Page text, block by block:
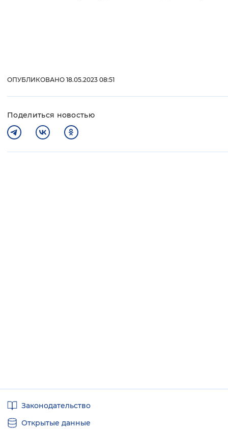
ОПУБЛИКОВАНО 18.05.2023 08:51
Поделиться новостью
ссылкиЗаконодательство
Открытые данные